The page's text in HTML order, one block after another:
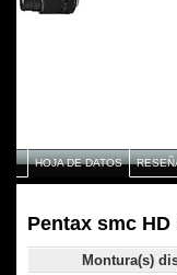
HOJA DE DATOS
Pentax smc HD
Montura(s)